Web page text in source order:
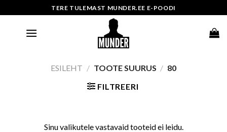
to
TERE TULEMAST MUNDER.EE E-POODI
ESILEHT / TOOTE SUURUS / 80
FILTREERI
Sinu valikutele vastavaid tooteid ei leidu.